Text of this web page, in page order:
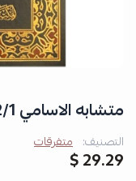
متشابه الاسامي 2/1
التصنيف: متفرقات
29.29 $